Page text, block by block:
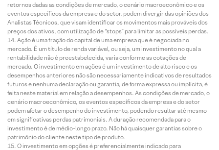
retornos dadas as condições de mercado, o cenário macroeconômico e os
eventos específicos da empresa e do setor, podem divergir das opiniões dos
Analistas Técnicos, que visam identificar os movimentos mais prováveis dos
preços dos ativos, com utilização de “stops” para limitar as possíveis perdas.
Ação é uma fração do capital de uma empresa que é negociada no
mercado. É um título de renda variável, ou seja, um investimento no qual a
rentabilidade não é preestabelecida, varia conforme as cotações de
mercado. O investimento em ações é um investimento de alto risco e os
desempenhos anteriores não são necessariamente indicativos de resultados
futuros e nenhuma declaração ou garantia, de forma expressa ou implícita, é
feita neste material em relação a desempenhos. As condições de mercado, o
cenário macroeconômico, os eventos específicos da empresa e do setor
podem afetar o desempenho do investimento, podendo resultar até mesmo
em significativas perdas patrimoniais. A duração recomendada para o
investimento é de médio-longo prazo. Não há quaisquer garantias sobre o
patrimônio do cliente neste tipo de produto.
O investimento em opções é preferencialmente indicado para